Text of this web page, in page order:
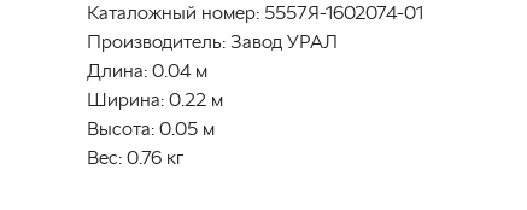
Каталожный номер: 5557Я-1602074-01
Производитель: Завод УРАЛ
Длина: 0.04 м
Ширина: 0.22 м
Высота: 0.05 м
Вес: 0.76 кг